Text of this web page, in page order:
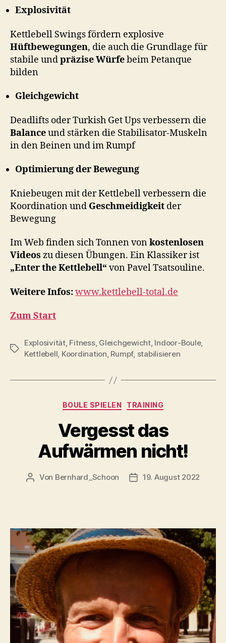
Explosivität
Kettlebell Swings fördern explosive
Hüftbewegungen, die auch die Grundlage für
stabile undpräzise Würfebeim Petanque
bilden
Gleichgewicht
Deadlifts oder Turkish Get Ups verbessern die
Balanceund stärken die Stabilisator-Muskeln
in den Beinen und im Rumpf
Optimierung der Bewegung
Kniebeugen mit der Kettlebell verbessern die
Koordination und Geschmeidigkeit der
Bewegung
Im Web finden sich Tonnen vonkostenlosen
Videos zu diesen Übungen. Ein Klassiker ist
„Enter the Kettlebell“ von Pavel Tsatsouline.
Weitere Infos:www.kettlebell-total.de
Zum Start
Schlagwörter
Explosivität, Fitness, Gleichgewicht, Indoor-Boule,
Kettlebell, Koordination, Rumpf, stabilisieren
Kategorien
BOULE SPIELEN TRAINING
Vergesst das
Aufwärmen nicht!
Beitragsautor
Von Bernhard_Schoon Veröffentlichungsdatum
19. August 2022